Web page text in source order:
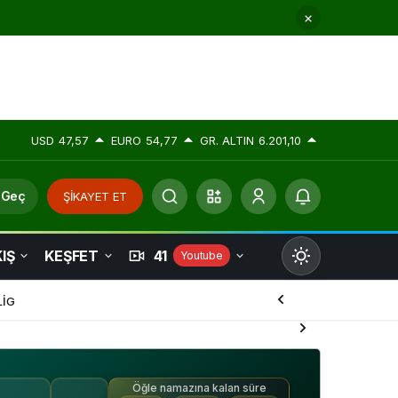
USD 47,57 EURO 54,77 GR. ALTIN 6.201,10
ŞİKAYET ET
KEŞFET 41 Youtube
Mod
değiştir
Öğle namazına kalan süre